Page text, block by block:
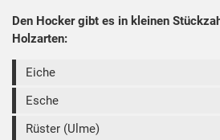
Den Hocker gibt es in kleinen
Holzarten:
Eiche
Esche
Rüster (Ulme)